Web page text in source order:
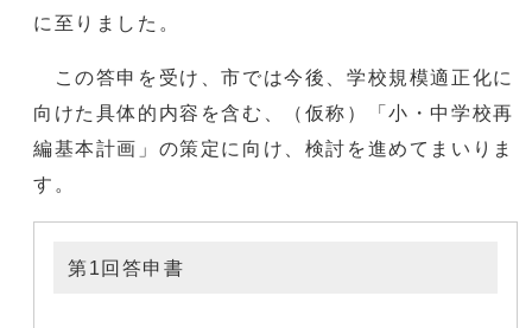
に至りました。
この答申を受け、市では今後、学校規模適正化に
向けた具体的内容を含む、（仮称）「小・中学校再
編基本計画」の策定に向け、検討を進めてまいりま
す。
第1回答申書